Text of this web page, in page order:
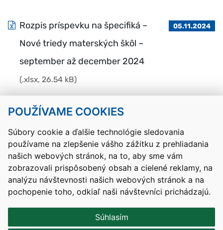
POUŽÍVAME COOKIES
Súbory cookie a ďalšie technológie sledovania
používame na zlepšenie vášho zážitku z prehliadania
našich webových stránok, na to, aby sme vám
zobrazovali prispôsobený obsah a cielené reklamy, na
analýzu návštevnosti našich webových stránok a na
pochopenie toho, odkiaľ naši návštevníci prichádzajú.
Súhlasím
Rozpis príspevku na špecifiká –
Nové triedy materských škôl –
september až december 2024
(.xlsx, 26.54 kB)
05.11.2024
Kontakty Mapa stránky RSS
Vyhlásenie o prístupnosti
Nastavenia cookies
Prevádzkovateľom služby je Ministerstvo školstva, výskumu,
vývoja a mládeže Slovenskej republiky.